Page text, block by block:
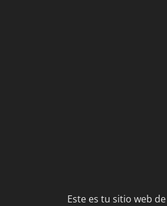
Este es tu sitio web